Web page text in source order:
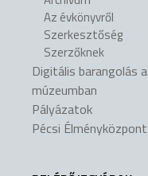
Az évkönyvről
Szerkesztőség
Szerzőknek
Digitális barangolás a
múzeumban
Pályázatok
Pécsi Élményközpont